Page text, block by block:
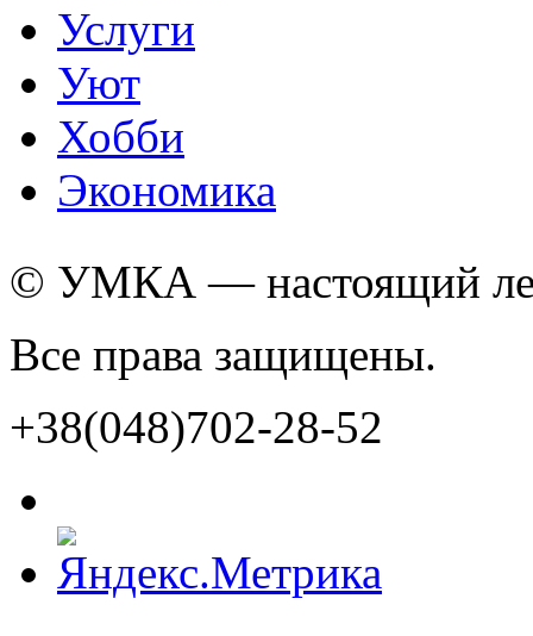
Услуги
Уют
Хобби
Экономика
© УМКА — настоящий
Все права защищены.
+38(048)702-28-52